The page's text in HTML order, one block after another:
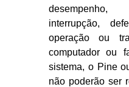
interrupção,
operação ou
computador ou
sistema, o Pine
não poderão ser